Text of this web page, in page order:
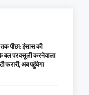
पीछा: इंसास की
पर वसूली करने वाला
फरारी, अब पहुंचेगा